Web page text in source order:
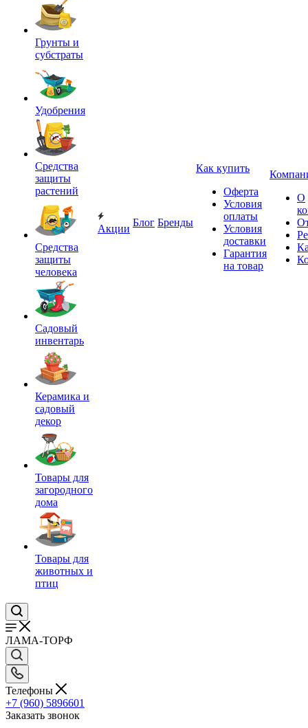
Грунты и
субстраты
Удобрения
Средства
защиты
растений
Средства
защиты
человека
Садовый
инвентарь
Керамика и
садовый
декор
Товары для
загородного
дома
Товары для
животных и
птиц
Акции
Блог Бренды
Как купить
Оферта
Условия
оплаты
Условия
доставки
Гарантия
на товар
О
ЛАМА-ТОРФ
Телефоны
+7 (960) 5896601
Заказать звонок